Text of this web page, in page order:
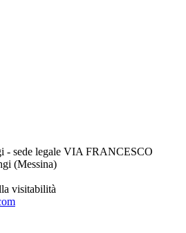
- sede legale VIA FRANCESCO
(Messina)
visitabilità